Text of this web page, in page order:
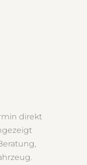
direkt